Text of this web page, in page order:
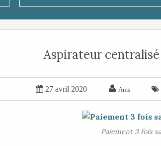
Aspirateur
 27 avril 2020  Ams 
Paiement 3 fois